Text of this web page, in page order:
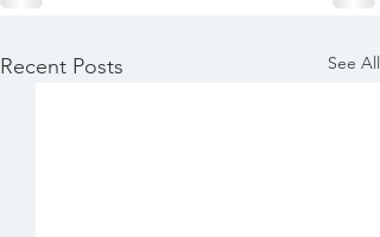
Recent Posts See All